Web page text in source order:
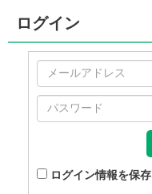
ログイン
ログイン情報を保存